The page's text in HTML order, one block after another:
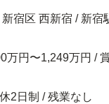
宿区 西新宿 / 新宿
万円〜1,249万円 /
2日制 / 残業なし